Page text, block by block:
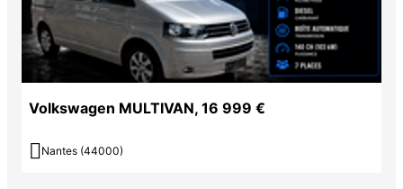
Volkswagen MULTIVAN, 16 999 €
 Nantes (44000)